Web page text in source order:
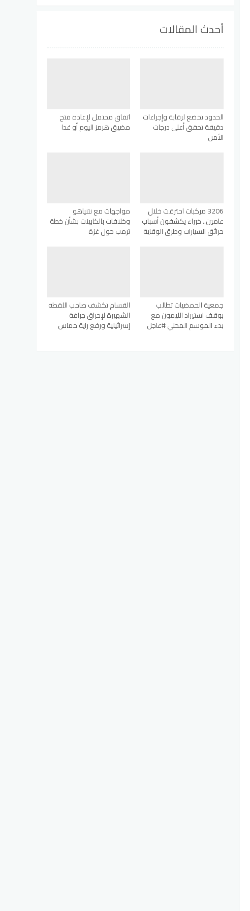
أحدث المقالات
الحدود تخضع لرقابة وإجراءات
دقيقة تحقق أعلى درجات
الأمن
اتفاق محتمل لإعادة فتح
مضيق هرمز اليوم أو غدا
3206 مركبات احترقت خلال
عامين.. خبراء يكشفون أسباب
حرائق السيارات وطرق الوقاية
مواجهات مع نتنياهو
وخلافات بالكابينت بشأن خطة
ترمب حول غزة
جمعية الحمضيات تطالب
بوقف استيراد الليمون مع
بدء الموسم المحلي #عاجل
القسام تكشف صاحب اللقطة
الشهيرة لإحراق جرافة
إسرائيلية ورفع راية حماس